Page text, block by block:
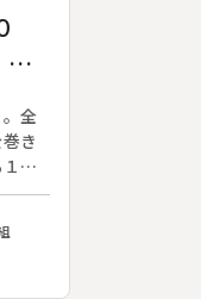
か
描
全
き
年
井
ン
な
で